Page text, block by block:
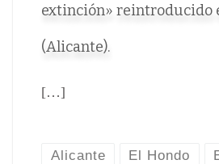
extinción» reintroducido
(Alicante).
[…]
Alicante El Hondo